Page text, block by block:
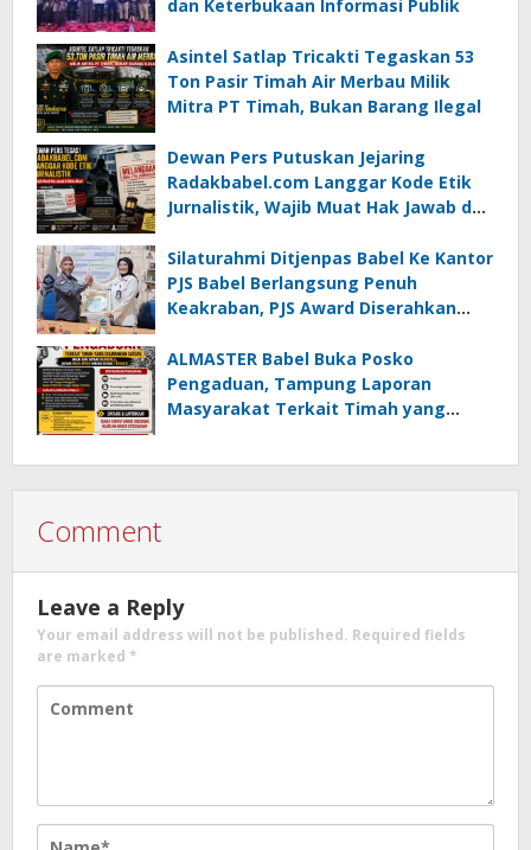
dan Keterbukaan Informasi Publik
Asintel Satlap Tricakti Tegaskan 53
Ton Pasir Timah Air Merbau Milik
Mitra PT Timah, Bukan Barang Ilegal
Dewan Pers Putuskan Jejaring
Radakbabel.com Langgar Kode Etik
Jurnalistik, Wajib Muat Hak Jawab dan
Silaturahmi Ditjenpas Babel Ke Kantor
PJS Babel Berlangsung Penuh
Keakraban, PJS Award Diserahkan
ALMASTER Babel Buka Posko
Pengaduan, Tampung Laporan
Masyarakat Terkait Timah yang
Comment
Leave a Reply
Your email address will not be published. Required fields
are marked *